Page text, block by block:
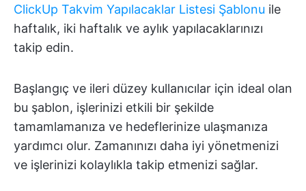
ClickUp Takvim Yapılacaklar Listesi Şablonu ile
haftalık, iki haftalık ve aylık yapılacaklarınızı
takip edin.
Başlangıç ve ileri düzey kullanıcılar için ideal olan
bu şablon, işlerinizi etkili bir şekilde
tamamlamanıza ve hedeflerinize ulaşmanıza
yardımcı olur. Zamanınızı daha iyi yönetmenizi
ve işlerinizi kolaylıkla takip etmenizi sağlar.